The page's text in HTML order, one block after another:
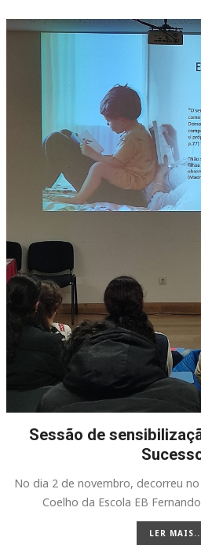
Sessão de
No dia 2 de novembro, decorreu
Coelho da Escola EB
LER MAIS...